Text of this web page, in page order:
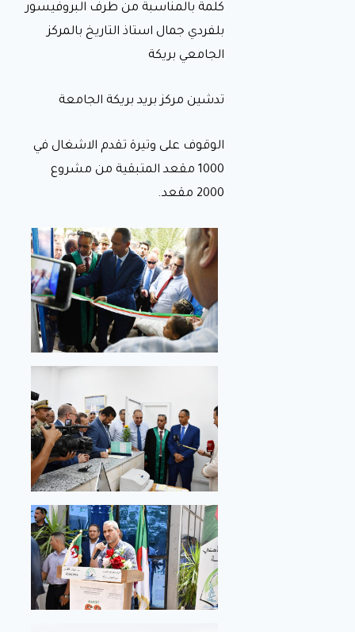
كلمة بالمناسبة من طرف البروفيسور
بلفردي جمال استاذ التاريخ بالمركز
الجامعي بريكة
تدشين مركز بريد بريكة الجامعة
الوقوف على وتيرة تقدم الاشغال في
1000 مقعد المتبقية من مشروع
2000 مقعد.